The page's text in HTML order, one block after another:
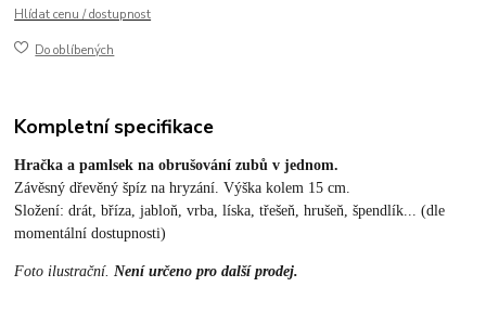
Hlídat cenu / dostupnost
Do oblíbených
Kompletní specifikace
Hračka a pamlsek na obrušování zubů v jednom.
Závěsný dřevěný špíz na hryzání. Výška kolem 15 cm.
Složení: drát, bříza, jabloň, vrba, líska, třešeň, hrušeň, špendlík... (dle
momentální dostupnosti)
Foto ilustrační.Není určeno pro další prodej.